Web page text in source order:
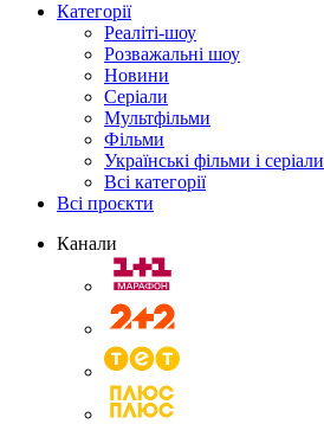
Категорії
Реаліті-шоу
Розважальні шоу
Новини
Серіали
Мультфільми
Фільми
Українські фільми і серіали
Всі категорії
Всі проєкти
Канали